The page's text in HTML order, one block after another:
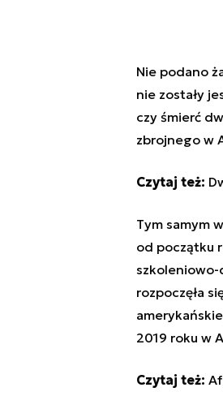
Nie podano
nie zostały
czy śmierć
zbrojnego w
Czytaj też:
Tym samym
od początku
rozpoczęła
2019 roku w
Czytaj też: